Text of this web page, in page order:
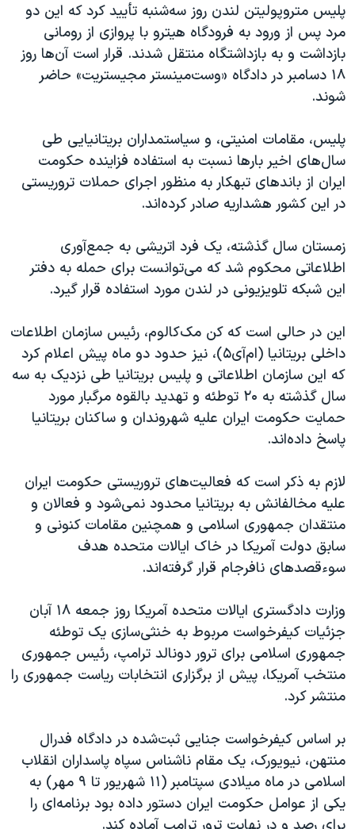
پلیس متروپولیتن لندن روز سه‌شنبه تأیید کرد که این دو
مرد پس از ورود به فرودگاه هیترو با پروازی از رومانی
بازداشت و به بازداشتگاه منتقل شدند. قرار است آن‌ها روز
۱۸ دسامبر در دادگاه «وست‌مینستر مجیستریت» حاضر
شوند.
پلیس، مقامات امنیتی، و سیاستمداران بریتانیایی طی
سال‌های اخیر بارها نسبت به استفاده فزاینده حکومت
ایران از باندهای تبهکار به منظور اجرای حملات تروریستی
در این کشور هشداریه صادر کرده‌اند.
زمستان سال گذشته، یک فرد اتریشی به جمع‌آوری
اطلاعاتی محکوم شد که می‌توانست برای حمله به دفتر
این شبکه تلویزیونی در لندن مورد استفاده قرار گیرد.
این در حالی است که کن مک‌کالوم، رئیس سازمان اطلاعات
داخلی بریتانیا (ام‌آی۵)، نیز حدود دو ماه پیش اعلام کرد
که این سازمان اطلاعاتی و پلیس بریتانیا طی نزدیک به سه
سال گذشته به ۲۰ توطئه و تهدید بالقوه مرگبار مورد
حمایت حکومت ایران علیه شهروندان و ساکنان بریتانیا
پاسخ داده‌اند.
لازم به ذکر است که فعالیت‌های تروریستی حکومت ایران
علیه مخالفانش به بریتانیا محدود نمی‌شود و فعالان و
منتقدان جمهوری اسلامی و همچنین مقامات کنونی و
سابق دولت آمریکا در خاک ایالات متحده هدف
سوءقصد‌های نافرجام قرار گرفته‌اند.
وزارت دادگستری ایالات متحده آمریکا روز جمعه ١٨ آبان
جزئیات کیفرخواست مربوط به خنثی‌سازی یک توطئه
جمهوری اسلامی برای ترور دونالد ترامپ، رئیس جمهوری
منتخب آمریکا، پیش از برگزاری انتخابات ریاست جمهوری را
منتشر کرد.
بر اساس کیفرخواست جنایی ثبت‌شده در دادگاه فدرال
منتهن، نیویورک، یک مقام ناشناس سپاه پاسداران انقلاب
اسلامی در ماه میلادی سپتامبر (١١ شهریور تا ٩ مهر) به
یکی از عوامل حکومت ایران دستور داده بود برنامه‌ای را